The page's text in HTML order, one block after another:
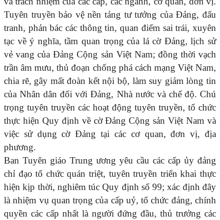
Tuyên truyền bảo vệ nền tảng tư tưởng của Đảng, đấu
tranh, phản bác các thông tin, quan điểm sai trái, xuyên
tạc về ý nghĩa, tầm quan trọng của lá cờ Đảng, lịch sử
vẻ vang của Đảng Cộng sản Việt Nam; đồng thời vạch
trần âm mưu, thủ đoạn chống phá cách mạng Việt Nam,
chia rẽ, gây mất đoàn kết nội bộ, làm suy giảm lòng tin
của Nhân dân đối với Đảng, Nhà nước và chế độ. Chú
trọng tuyên truyền các hoạt động tuyên truyền, tổ chức
thực hiện Quy định về cờ Đảng Cộng sản Việt Nam và
việc sử dụng cờ Đảng tại các cơ quan, đơn vị, địa
phương.
Ban Tuyên giáo Trung ương yêu cầu các cấp ủy đảng
chỉ đạo tổ chức quán triệt, tuyên truyền triển khai thực
hiện kịp thời, nghiêm túc Quy định số 99; xác định đây
là nhiệm vụ quan trọng của cấp uỷ, tổ chức đảng, chính
quyền các cấp nhất là người đứng đầu, thủ trưởng các